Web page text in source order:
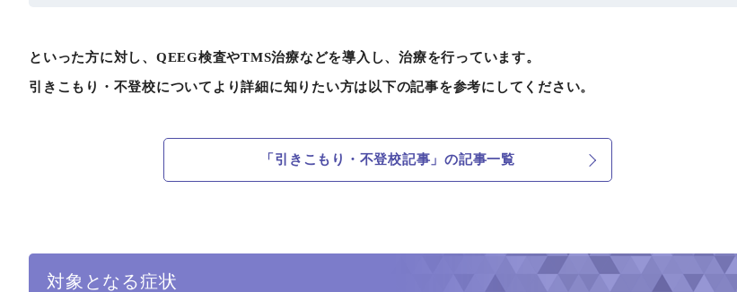
といった方に対し、QEEG検査やTMS治療などを導入し、治療を行っています。
引きこもり・不登校についてより詳細に知りたい方は以下の記事を参考にしてください。
「引きこもり・不登校記事」の記事一覧
対象となる症状